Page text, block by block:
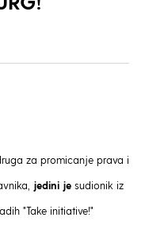
za promicanje prava i
jedini je sudionik iz
"Take initiative!"